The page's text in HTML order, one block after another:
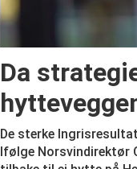
Da
De sterke
Ifølge Norsvindirektør